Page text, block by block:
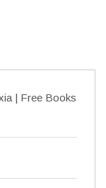
| Free Books